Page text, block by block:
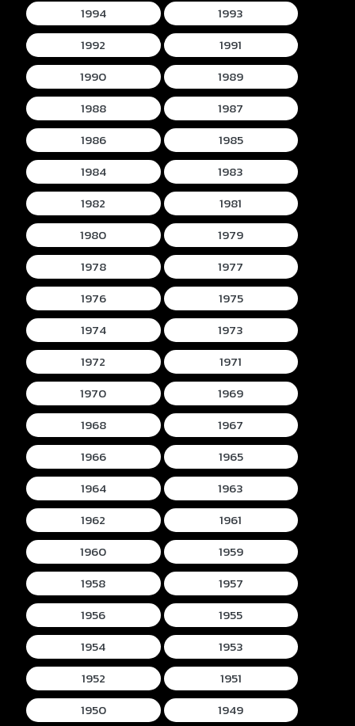
1994
1993
1992
1991
1990
1989
1988
1987
1986
1985
1984
1983
1982
1981
1980
1979
1978
1977
1976
1975
1974
1973
1972
1971
1970
1969
1968
1967
1966
1965
1964
1963
1962
1961
1960
1959
1958
1957
1956
1955
1954
1953
1952
1951
1950
1949